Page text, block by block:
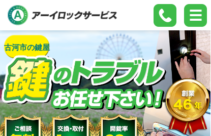
古河市の鍵屋